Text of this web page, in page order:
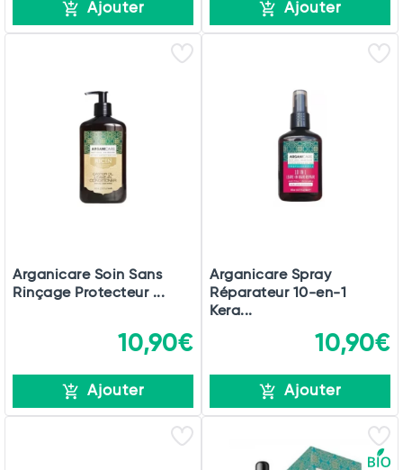
Ajouter Ajouter
Arganicare Soin Sans
Rinçage Protecteur ...
10,90€
Ajouter
Arganicare Spray
Réparateur 10-en-1
Kera...
10,90€
Ajouter